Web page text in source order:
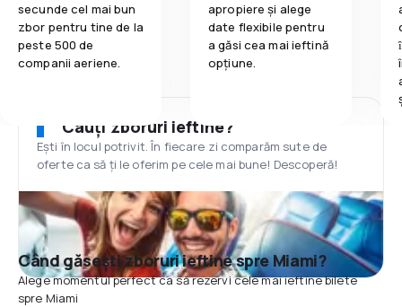
secunde cel mai bun
zbor pentru tine de la
peste 500 de
companii aeriene.
apropiere și alege
date flexibile pentru
a găsi cea mai ieftină
opțiune.
Cauți zboruri ieftine?
Ești în locul potrivit. În fiecare zi comparăm sute de
oferte ca să ți le oferim pe cele mai bune! Descoperă!
Când găsești zboruri ieftine spre Miami?
Alege momentul perfect ca să rezervi cele mai ieftine bilete
spre Miami